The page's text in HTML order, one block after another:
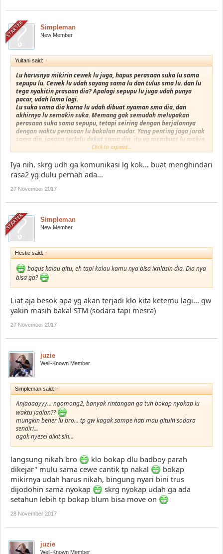
Simpleman
New Member
Yuitani said: ↑
Lu harusnya mikirin cewek lu juga, hapus perasaan suka lu sama
sepupu lu. Cewek lu udah sayang sama lu dan tulus sma lu. dan lu
tega nyakitin prasaan dia? Apalagi sepupu lu juga udah punya
pacar, udah lama lagi.
Lu suka sama dia karna lu udah dibuat nyaman sma dia, dan
akhirnya lu semakin suka. Memang gak semudah melupakan
perasaan suka sama sepupu, tetapi seiring dengan berjalannya
dengan waktu perasaan lu bakalan mudar. Yang penting jaga jarak
sama dia, jangan terlalu dekat sama dia, itu yg membuat lu makin
nyaman dan buat lu mudah berpindah hati.
.
Balasan dari yuitani
Click to expand...
Iya nih, skrg udh ga komunikasi lg kok... buat menghindari
rasa2 yg dulu pernah ada...
27 November 2017
Simpleman
New Member
Hestie said: ↑
bagus kalau gitu, eh tapi kalau kamu nya bisa ikhlasin dia. Dia nya
bisa ga?
Liat aja besok apa yg akan terjadi klo kita ketemu lagi... gw
yakin masih bakal STM (sodara tapi mesra)
27 November 2017
juzie
Well-Known Member
Simpleman said: ↑
Anjaaaayyy... ngomong2, banyak rintangan ga tuh bokap nyokap lu
waktu jadian??
mungkin bener lu bro... tp gw kagak sampe hati mau gituin sodara
sendiri...
agak nyesel dikit sih...
langsung nikah bro
klo bokap dlu badboy parah
dikejar" mulu sama cewe cantik tp nakal
bokap
mikirnya udah harus nikah, bingung nyari bini trus
dijodohin sama nyokap
skrg nyokap udah ga ada
setahun lebih tp bokap blum bisa move on
28 November 2017
juzie
Well-Known Member